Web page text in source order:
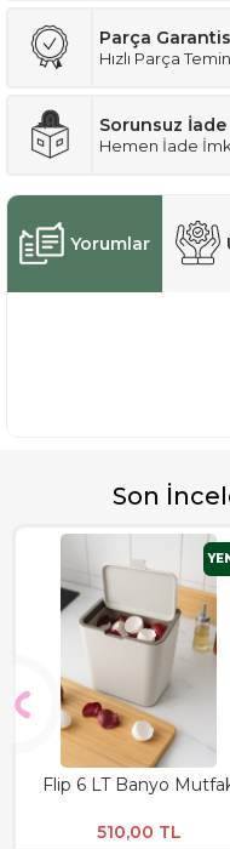
Parça
Hızlı Parça
Sorunsuz İade
Hemen İade
Yorumlar
Son
Flip 6 LT Banyo
Bej
510,00 TL